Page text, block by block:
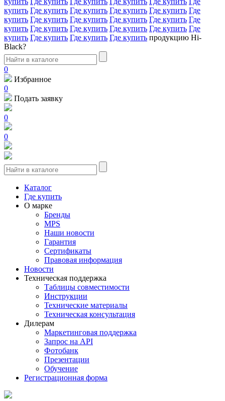
купить Где купить Где купить Где купить Где купить Где
купить Где купить Где купить Где купить Где купить Где
купить Где купить Где купить Где купить Где купить Где
купить Где купить Где купить Где купить продукцию Hi-
Black?
0
Избранное
0
Подать заявку
0
0
Каталог
Где купить
О марке
Бренды
MPS
Наши новости
Гарантия
Сертификаты
Правовая информация
Новости
Техническая поддержка
Таблицы совместимости
Инструкции
Технические материалы
Техническая консультация
Дилерам
Маркетинговая поддержка
Запрос на API
Фотобанк
Презентации
Обучение
Регистрационная форма